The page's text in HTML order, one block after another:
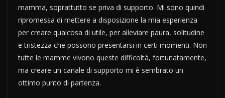
mamma, soprattutto se priva di supporto. Mi sono quindi
ripromessa di mettere a disposizione la mia esperienza
per creare qualcosa di utile, per alleviare paura, solitudine
e tristezza che possono presentarsi in certi momenti. Non
tutte le mamme vivono queste difficoltà, fortunatamente,
ma creare un canale di supporto mi è sembrato un
ottimo punto di partenza.